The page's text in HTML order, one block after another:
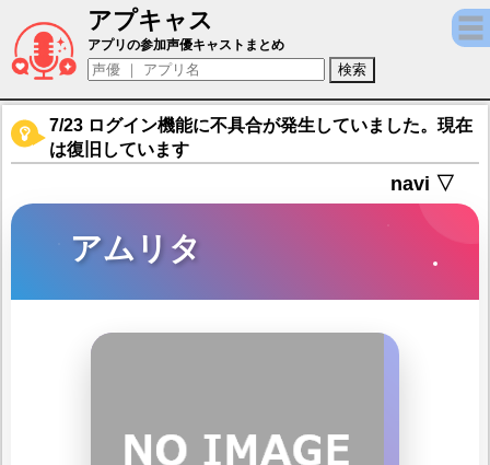
アプキャス
アムリタ（声優：武田華)【キャラバンスト
アプリの参加声優キャストまとめ
7/23 ログイン機能に不具合が発生していました。現在
は復旧しています
navi ▽
アムリタ